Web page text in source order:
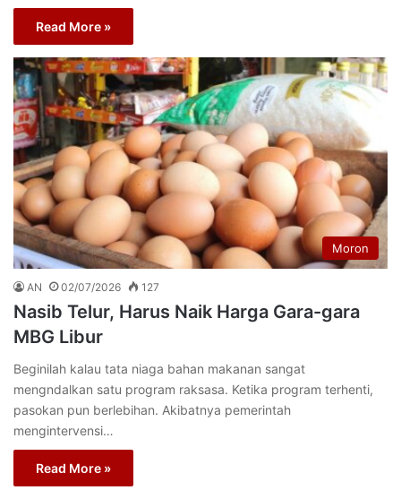
Read More »
Moron
AN 02/07/2026 127
Nasib Telur, Harus Naik Harga Gara-gara
MBG Libur
Beginilah kalau tata niaga bahan makanan sangat
mengndalkan satu program raksasa. Ketika program terhenti,
pasokan pun berlebihan. Akibatnya pemerintah
mengintervensi…
Read More »